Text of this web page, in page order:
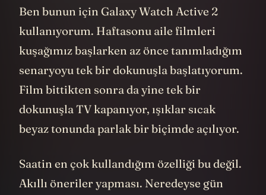
Ben bunun için Galaxy Watch Active 2
kullanıyorum. Haftasonu aile filmleri
kuşağımız başlarken az önce tanımladığım
senaryoyu tek bir dokunuşla başlatıyorum.
Film bittikten sonra da yine tek bir
dokunuşla TV kapanıyor, ışıklar sıcak
beyaz tonunda parlak bir biçimde açılıyor.
Saatin en çok kullandığım özelliği bu değil.
Akıllı öneriler yapması. Neredeyse gün